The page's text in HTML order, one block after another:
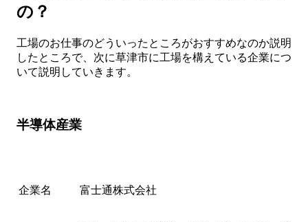
の？
工場のお仕事のどういったところがおすすめなのか説明
したところで、次に草津市に工場を構えている企業につ
いて説明していきます。
半導体産業
企業名 富士通株式会社